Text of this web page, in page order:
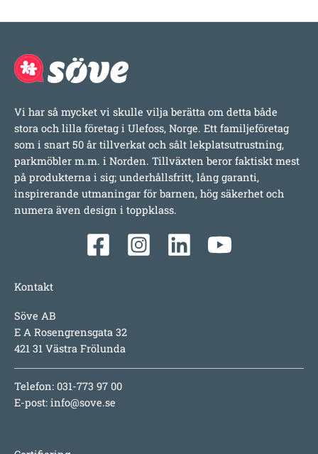
Vi har så mycket vi skulle vilja berätta om detta både
stora och lilla företag i Ulefoss, Norge. Ett familjeföretag
som i snart 50 år tillverkat och sålt lekplatsutrustning,
parkmöbler m.m. i Norden. Tillväxten beror faktiskt mest
på produkterna i sig; underhållsfritt, lång garanti,
inspirerande utmaningar för barnen, hög säkerhet och
numera även design i toppklass.
Kontakt
Söve AB
E A Rosengrensgata 32
421 31 Västra Frölunda
Telefon: 031-773 97 00
E-post: info@sove.se